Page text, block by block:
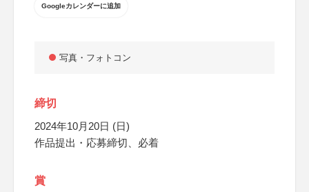
Googleカレンダーに追加
写真・フォトコン
締切
2024年10月20日 (日)
作品提出・応募締切、必着
賞